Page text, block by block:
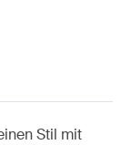
Stil mit